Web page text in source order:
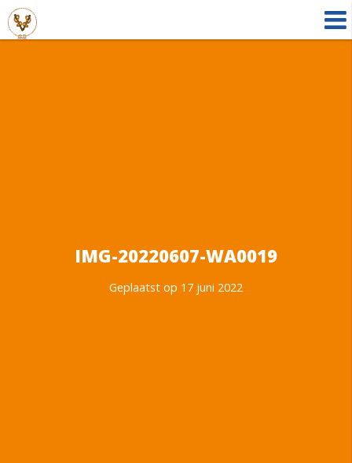
IMG-20220607-WA0019
Geplaatst op 17 juni 2022